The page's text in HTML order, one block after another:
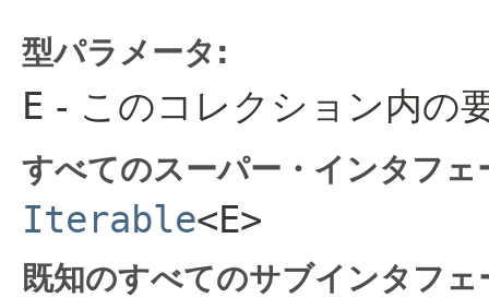
型パラメータ:
E - このコレクション内の
すべてのスーパー・インタフェ
Iterable<E>
既知のすべてのサブインタフ